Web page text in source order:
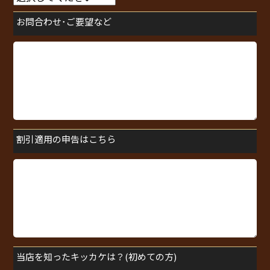
お問合わせ･ご要望など
割引適用の申告はこちら
当店を知ったキッカケは？(初めての方)